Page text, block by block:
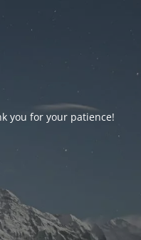
you for your patience!